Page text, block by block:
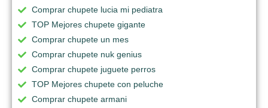
Comprar chupete lucia mi pediatra
TOP Mejores chupete gigante
Comprar chupete un mes
Comprar chupete nuk genius
Comprar chupete juguete perros
TOP Mejores chupete con peluche
Comprar chupete armani